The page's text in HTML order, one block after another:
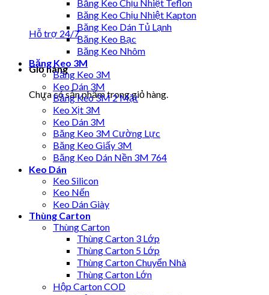
Hỗ trợ 24/7
Giỏ hàng
Chưa có sản phẩm trong giỏ hàng.
Băng Keo Chịu Nhiệt Teflon
Băng Keo Chịu Nhiệt Kapton
Băng Keo Dán Tủ Lạnh
Băng Keo Bạc
Băng Keo Nhôm
Băng Keo 3M
Băng Keo 3M
Keo Dán 3M
Băng Keo 3M 2 Mặt
Keo Xịt 3M
Keo Dán 3M
Băng Keo 3M Cường Lực
Băng Keo Giấy 3M
Băng Keo Dán Nền 3M 764
Keo Dán
Keo Silicon
Keo Nến
Keo Dán Giày
Thùng Carton
Thùng Carton
Thùng Carton 3 Lớp
Thùng Carton 5 Lớp
Thùng Carton Chuyển Nhà
Thùng Carton Lớn
Hộp Carton COD